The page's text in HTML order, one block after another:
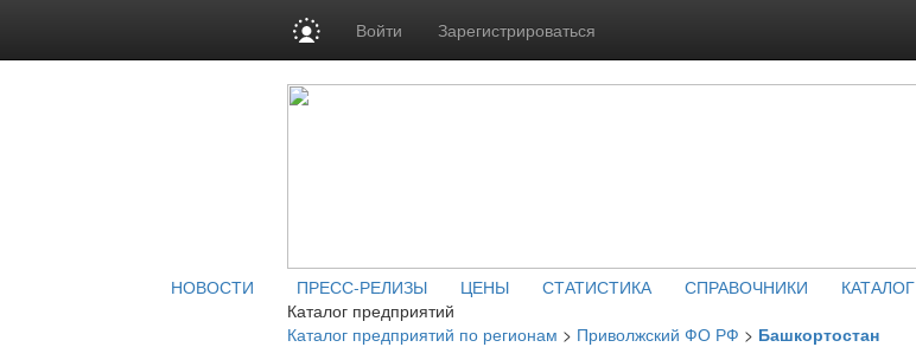
Войти Зарегистрироваться
НОВОСТИ ПРЕСС-РЕЛИЗЫ ЦЕНЫ СТАТИСТИКА СПРАВОЧНИКИ КАТАЛОГ
Каталог предприятий
Каталог предприятий по регионам > Приволжский ФО РФ > Башкортостан